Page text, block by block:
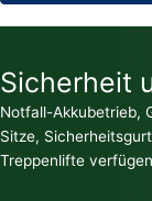
Sicherheit
Notfall-Akkubetrieb,
Sitze,
Treppenlifte